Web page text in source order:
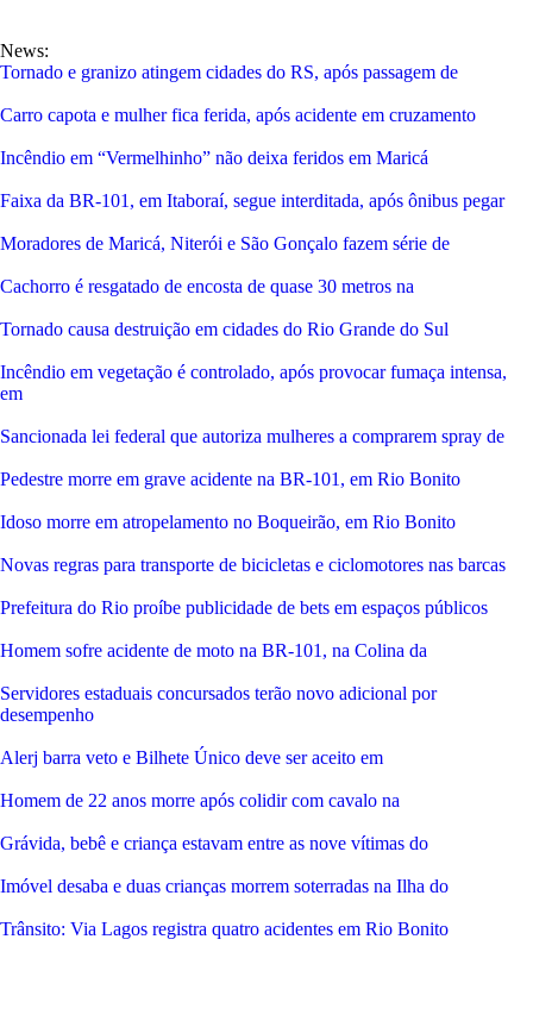
News:
Tornado e granizo atingem cidades do RS, após passagem de
Carro capota e mulher fica ferida, após acidente em cruzamento
Incêndio em “Vermelhinho” não deixa feridos em Maricá
Faixa da BR-101, em Itaboraí, segue interditada, após ônibus pegar
Moradores de Maricá, Niterói e São Gonçalo fazem série de
Cachorro é resgatado de encosta de quase 30 metros na
Tornado causa destruição em cidades do Rio Grande do Sul
Incêndio em vegetação é controlado, após provocar fumaça intensa,
em
Sancionada lei federal que autoriza mulheres a comprarem spray de
Pedestre morre em grave acidente na BR-101, em Rio Bonito
Idoso morre em atropelamento no Boqueirão, em Rio Bonito
Novas regras para transporte de bicicletas e ciclomotores nas barcas
Prefeitura do Rio proíbe publicidade de bets em espaços públicos
Homem sofre acidente de moto na BR-101, na Colina da
Servidores estaduais concursados terão novo adicional por
desempenho
Alerj barra veto e Bilhete Único deve ser aceito em
Homem de 22 anos morre após colidir com cavalo na
Grávida, bebê e criança estavam entre as nove vítimas do
Imóvel desaba e duas crianças morrem soterradas na Ilha do
Trânsito: Via Lagos registra quatro acidentes em Rio Bonito